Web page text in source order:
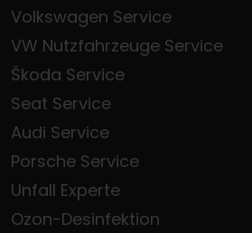
Volkswagen Service
VW Nutzfahrzeuge Service
Škoda Service
Seat Service
Audi Service
Porsche Service
Unfall Experte
Ozon-Desinfektion